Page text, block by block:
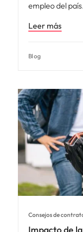
empleo del
Leer más
Blog
Consejos de